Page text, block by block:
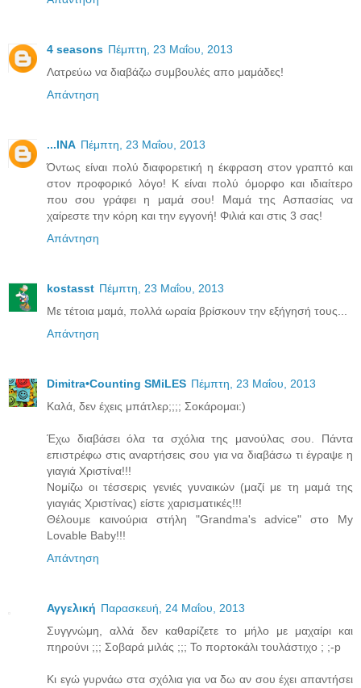
4 seasons Πέμπτη, 23 Μαΐου, 2013
Λατρεύω να διαβάζω συμβουλές απο μαμάδες!
Απάντηση
...INA Πέμπτη, 23 Μαΐου, 2013
Όντως είναι πολύ διαφορετική η έκφραση στον γραπτό και
στον προφορικό λόγο! Κ είναι πολύ όμορφο και ιδιαίτερο
που σου γράφει η μαμά σου! Μαμά της Ασπασίας να
χαίρεστε την κόρη και την εγγονή! Φιλιά και στις 3 σας!
Απάντηση
kostasst Πέμπτη, 23 Μαΐου, 2013
Με τέτοια μαμά, πολλά ωραία βρίσκουν την εξήγησή τους...
Απάντηση
Dimitra•Counting SΜiLES Πέμπτη, 23 Μαΐου, 2013
Καλά, δεν έχεις μπάτλερ;;;; Σοκάρομαι:)
Έχω διαβάσει όλα τα σχόλια της μανούλας σου. Πάντα
επιστρέφω στις αναρτήσεις σου για να διαβάσω τι έγραψε η
γιαγιά Χριστίνα!!!
Νομίζω οι τέσσερις γενιές γυναικών (μαζί με τη μαμά της
γιαγιάς Χριστίνας) είστε χαρισματικές!!!
Θέλουμε καινούρια στήλη "Grandma's advice" στο My
Lovable Baby!!!
Απάντηση
Αγγελική Παρασκευή, 24 Μαΐου, 2013
Συγγνώμη, αλλά δεν καθαρίζετε το μήλο με μαχαίρι και
πηρούνι ;;; Σοβαρά μιλάς ;;; Το πορτοκάλι τουλάστιχο ; ;-p
Κι εγώ γυρνάω στα σχόλια για να δω αν σου έχει απαντήσει